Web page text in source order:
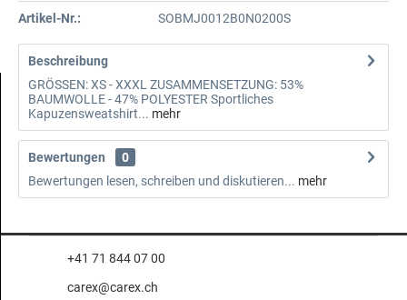
Artikel-Nr.: SOBMJ0012B0N0200S
Beschreibung
GRÖSSEN: XS - XXXL ZUSAMMENSETZUNG: 53%
BAUMWOLLE - 47% POLYESTER Sportliches
Kapuzensweatshirt... mehr
Bewertungen
0
Bewertungen lesen, schreiben und diskutieren... mehr
+41 71 844 07 00
carex@carex.ch